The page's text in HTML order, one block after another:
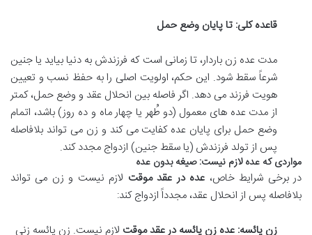
قاعده کلی: تا پایان وضع حمل
مدت عده زن باردار، تا زمانی است که فرزندش به دنیا بیاید یا جنین
شرعاً سقط شود. این حکم، اولویت اصلی را به حفظ نسب و تعیین
هویت فرزند می دهد. اگر فاصله بین انحلال عقد و وضع حمل، کمتر
از مدت عده های معمول (دو طُهر یا چهار ماه و ده روز) باشد، اتمام
وضع حمل برای پایان عده کفایت می کند و زن می تواند بلافاصله
پس از تولد فرزندش (یا سقط جنین) ازدواج مجدد کند.
مواردی که عده لازم نیست: صیغه بدون عده
در برخی شرایط خاص، عده در عقد موقت لازم نیست و زن می تواند
بلافاصله پس از انحلال عقد، مجدداً ازدواج کند:
زن یائسه: عده زن یائسه در عقد موقت لازم نیست. زن یائسه زنی